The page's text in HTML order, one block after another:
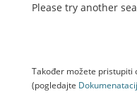
Please try another
Također možete pristupiti
(pogledajte